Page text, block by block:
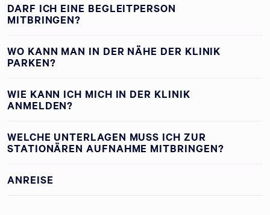
DARF ICH EINE BEGLEITPERSON
MITBRINGEN?
WO KANN MAN IN DER NÄHE DER KLINIK
PARKEN?
WIE KANN ICH MICH IN DER KLINIK
ANMELDEN?
WELCHE UNTERLAGEN MUSS ICH ZUR
STATIONÄREN AUFNAHME MITBRINGEN?
ANREISE